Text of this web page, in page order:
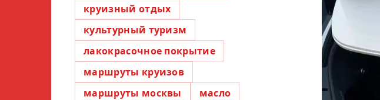
круизный отдых
культурный туризм
лакокрасочное покрытие
маршруты круизов
маршруты москвы
масло